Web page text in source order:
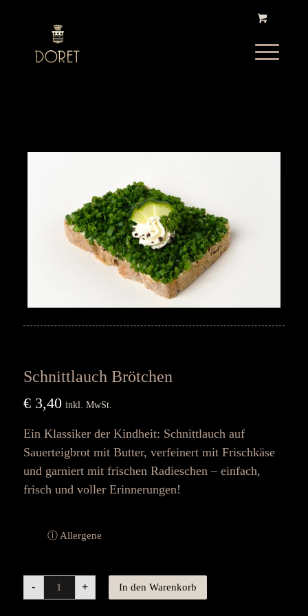
Schnittlauch Brötchen
€3,40 inkl. MwSt.
Ein Klassiker der Kindheit: Schnittlauch auf
Sauerteigbrot mit Butter, verfeinert mit Frischkäse
und garniert mit frischen Radieschen – einfach,
frisch und voller Erinnerungen!
ⓘ Allergene
- + In den Warenkorb